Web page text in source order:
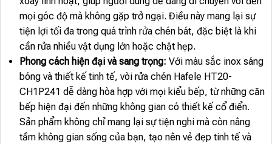
mọi góc độ mà không gặp trở ngại. Điều này mang lại sự
tiện lợi tối đa trong quá trình rửa chén bát, đặc biệt là khi
cần rửa nhiều vật dụng lớn hoặc chật hẹp.
Phong cách hiện đại và sang trọng: Với màu sắc inox sáng
bóng và thiết kế tinh tế, vòi rửa chén Hafele HT20-
CH1P241 dễ dàng hòa hợp với mọi kiểu bếp, từ những căn
bếp hiện đại đến những không gian có thiết kế cổ điển.
Sản phẩm không chỉ mang lại sự tiện nghi mà còn nâng
tầm không gian sống của bạn, tạo nên vẻ đẹp tinh tế và